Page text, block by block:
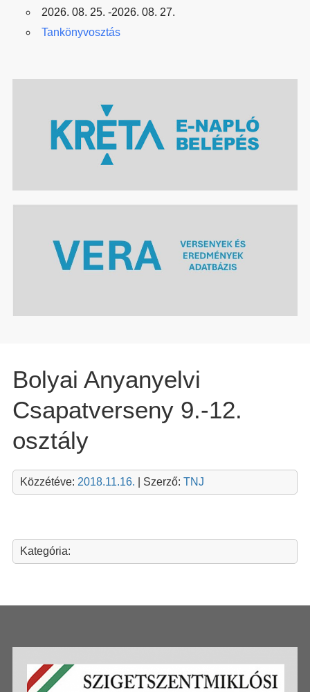
2026. 08. 25. -2026. 08. 27.
Tankönyvosztás
Bolyai Anyanyelvi
Csapatverseny 9.-12.
osztály
Közzétéve: 2018.11.16. | Szerző: TNJ
Kategória: